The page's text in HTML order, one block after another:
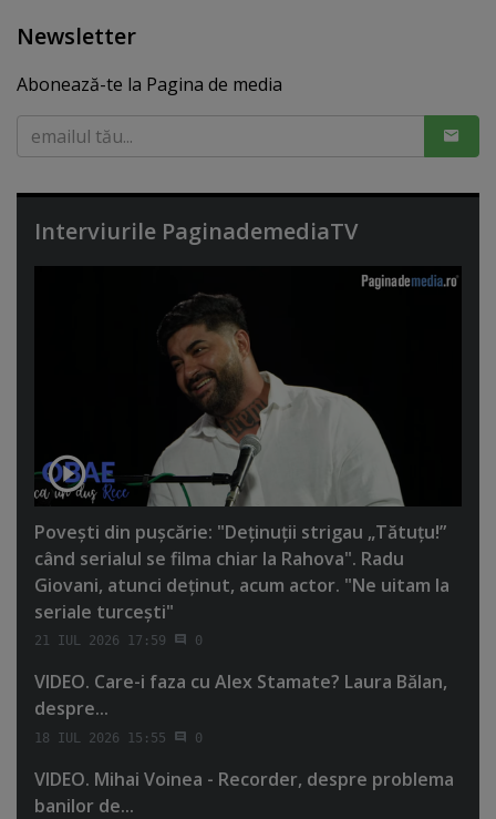
Newsletter
Abonează-te la Pagina de media
Interviurile PaginademediaTV
Poveşti din puşcărie: "Deţinuţii strigau „Tătuţu!”
când serialul se filma chiar la Rahova". Radu
Giovani, atunci deţinut, acum actor. "Ne uitam la
seriale turceşti"
21 IUL 2026 17:59 0
VIDEO. Care-i faza cu Alex Stamate? Laura Bălan,
despre...
18 IUL 2026 15:55 0
VIDEO. Mihai Voinea - Recorder, despre problema
banilor de...